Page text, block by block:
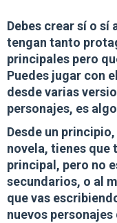
Debes crear sí o sí
tengan tanto
principales pero
Puedes jugar con
desde varias
personajes, es
Desde un
novela, tienes que
principal, pero no
secundarios, o al
que vas
nuevos personajes